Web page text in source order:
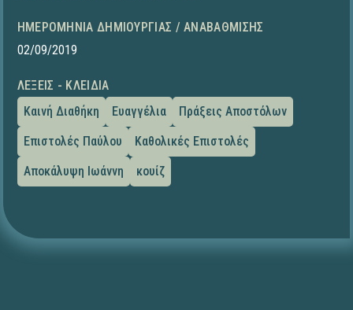
ΗΜΕΡΟΜΗΝΊΑ ΔΗΜΙΟΥΡΓΊΑΣ / ΑΝΑΒΆΘΜΙΣΗΣ
02/09/2019
ΛΈΞΕΙΣ - ΚΛΕΙΔΙΆ
Καινή Διαθήκη
Ευαγγέλια
Πράξεις Αποστόλων
Επιστολές Παύλου
Καθολικές Επιστολές
Αποκάλυψη Ιωάννη
κουίζ